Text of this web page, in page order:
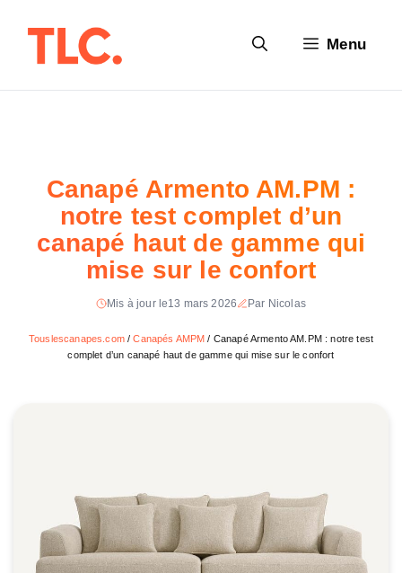
Menu
Canapé Armento AM.PM :
notre test complet d’un
canapé haut de gamme qui
mise sur le confort
Mis à jour le13 mars 2026 Par Nicolas
Touslescanapes.com/Canapés AMPM / Canapé Armento AM.PM : notre test
complet d’un canapé haut de gamme qui mise sur le confort